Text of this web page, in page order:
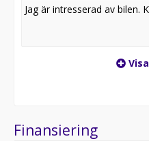
Finansiering